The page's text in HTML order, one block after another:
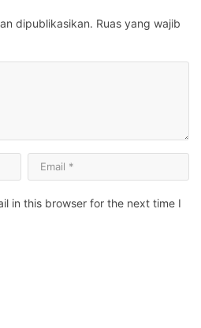
dipublikasikan. Ruas yang wajib
in this browser for the next time I